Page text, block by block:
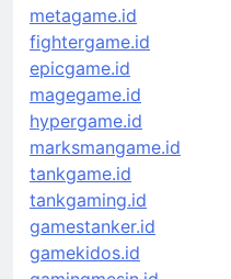
metagame.id
fightergame.id
epicgame.id
magegame.id
hypergame.id
marksmangame.id
tankgame.id
tankgaming.id
gamestanker.id
gamekidos.id